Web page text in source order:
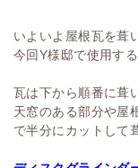
いよいよ屋根瓦を葺
今回Y様邸で使用す
瓦は下から順番に葺
天窓のある部分や屋
で半分にカットして